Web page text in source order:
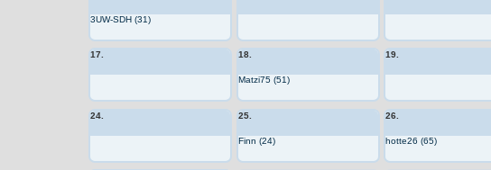
3UW-SDH (31)
17. 18.
Matzi75 (51)
19.
24. 25.
Finn (24)
26.
hotte26 (65)